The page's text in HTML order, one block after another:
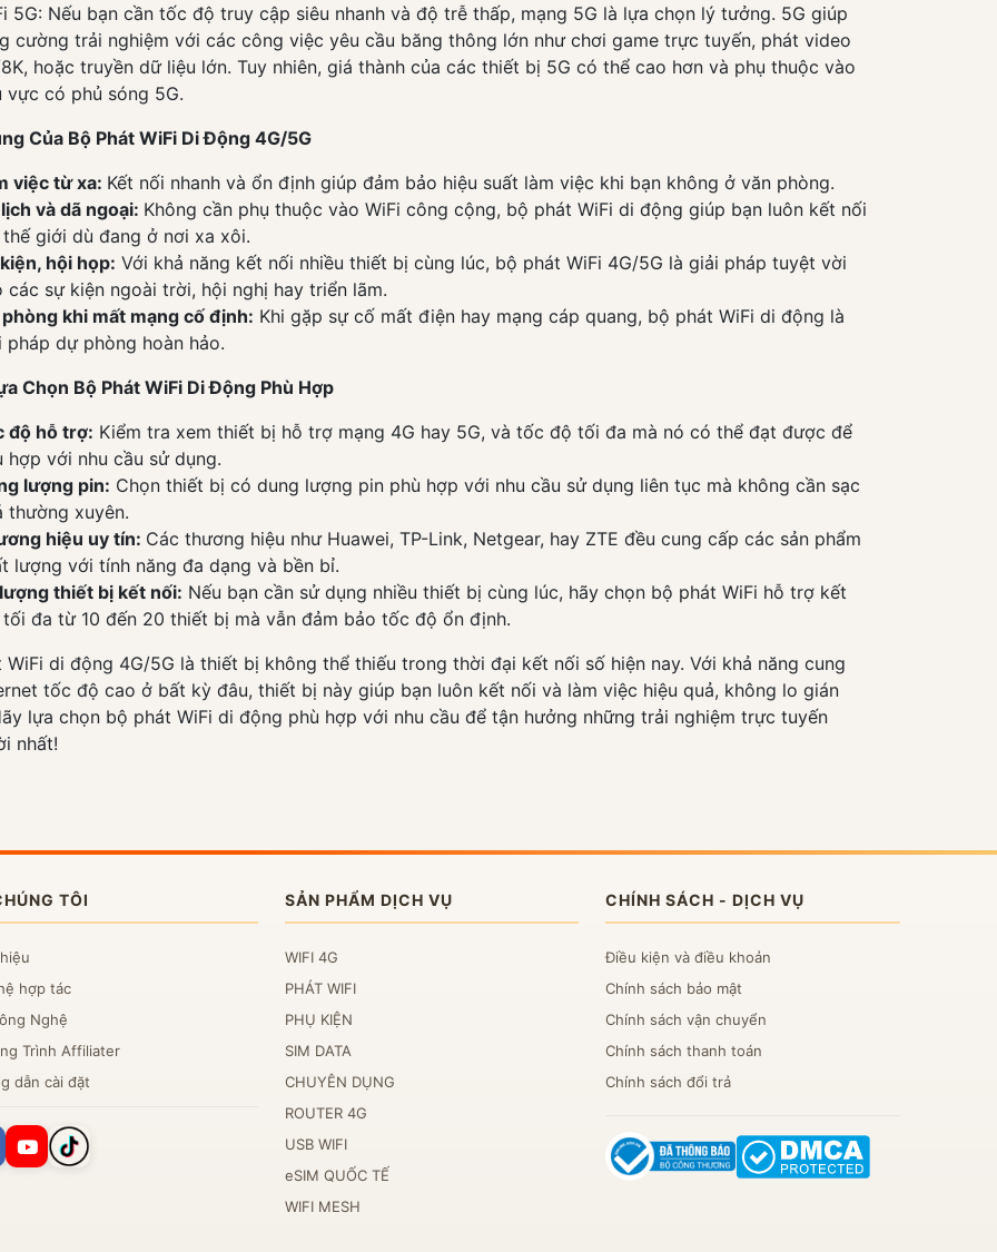
5G: Nếu bạn cần tốc độ truy cập siêu nhanh và độ trễ thấp, mạng 5G là lựa chọn lý tưởng. 5G giúp
cường trải nghiệm với các công việc yêu cầu băng thông lớn như chơi game trực tuyến, phát video
hoặc truyền dữ liệu lớn. Tuy nhiên, giá thành của các thiết bị 5G có thể cao hơn và phụ thuộc vào
vực có phủ sóng 5G.
Của Bộ Phát WiFi Di Động 4G/5G
việc từ xa: Kết nối nhanh và ổn định giúp đảm bảo hiệu suất làm việc khi bạn không ở văn phòng.
và dã ngoại: Không cần phụ thuộc vào WiFi công cộng, bộ phát WiFi di động giúp bạn luôn kết nối
giới dù đang ở nơi xa xôi.
hội họp: Với khả năng kết nối nhiều thiết bị cùng lúc, bộ phát WiFi 4G/5G là giải pháp tuyệt vời
các sự kiện ngoài trời, hội nghị hay triển lãm.
khi mất mạng cố định: Khi gặp sự cố mất điện hay mạng cáp quang, bộ phát WiFi di động là
pháp dự phòng hoàn hảo.
Chọn Bộ Phát WiFi Di Động Phù Hợp
độ hỗ trợ: Kiểm tra xem thiết bị hỗ trợ mạng 4G hay 5G, và tốc độ tối đa mà nó có thể đạt được để
hợp với nhu cầu sử dụng.
lượng pin: Chọn thiết bị có dung lượng pin phù hợp với nhu cầu sử dụng liên tục mà không cần sạc
thường xuyên.
hiệu uy tín: Các thương hiệu như Huawei, TP-Link, Netgear, hay ZTE đều cung cấp các sản phẩm
lượng với tính năng đa dạng và bền bỉ.
thiết bị kết nối: Nếu bạn cần sử dụng nhiều thiết bị cùng lúc, hãy chọn bộ phát WiFi hỗ trợ kết
tối đa từ 10 đến 20 thiết bị mà vẫn đảm bảo tốc độ ổn định.
WiFi di động 4G/5G là thiết bị không thể thiếu trong thời đại kết nối số hiện nay. Với khả năng cung
tốc độ cao ở bất kỳ đâu, thiết bị này giúp bạn luôn kết nối và làm việc hiệu quả, không lo gián
lựa chọn bộ phát WiFi di động phù hợp với nhu cầu để tận hưởng những trải nghiệm trực tuyến
nhất!
TÔI
hợp tác
Nghệ
Trình Affiliater
dẫn cài đặt
SẢN PHẨM DỊCH VỤ
WIFI 4G
PHÁT WIFI
PHỤ KIỆN
SIM DATA
CHUYÊN DỤNG
ROUTER 4G
USB WIFI
eSIM QUỐC TẾ
WIFI MESH
CHÍNH SÁCH - DỊCH VỤ
Điều kiện và điều khoản
Chính sách bảo mật
Chính sách vận chuyển
Chính sách thanh toán
Chính sách đổi trả